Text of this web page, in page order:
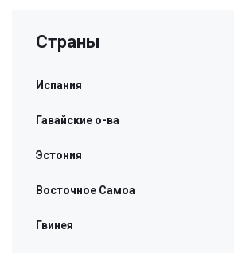
Страны
Испания
Гавайские о-ва
Эстония
Восточное Самоа
Гвинея